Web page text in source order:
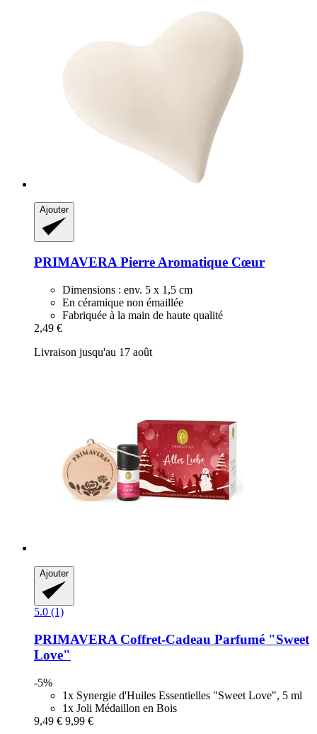
Ajouter
PRIMAVERAPierre Aromatique Cœur
Dimensions : env. 5 x 1,5 cm
En céramique non émaillée
Fabriquée à la main de haute qualité
2,49 €
Livraison jusqu'au 17 août
Ajouter
5.0 (1)
PRIMAVERA Coffret-​Cadeau Parfumé "Sweet
Love"
-5%
1x Synergie d'Huiles Essentielles "Sweet Love", 5 ml
1x Joli Médaillon en Bois
9,49 € 9,99 €